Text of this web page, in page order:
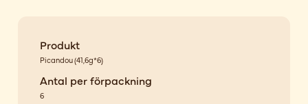
Produkt
Picandou (41,6g*6)
Antal per förpackning
6